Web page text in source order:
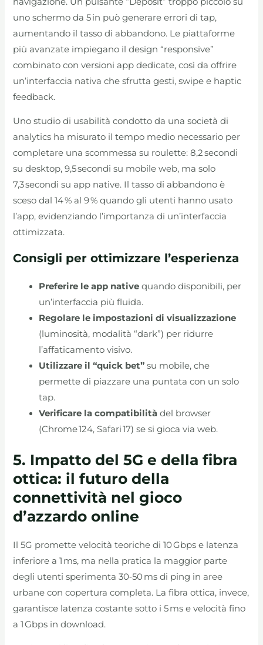
uno schermo da 5 in può generare errori di tap,
aumentando il tasso di abbandono. Le piattaforme
più avanzate impiegano il design “responsive”
combinato con versioni app dedicate, così da offrire
un’interfaccia nativa che sfrutta gesti, swipe e haptic
feedback.
Uno studio di usabilità condotto da una società di
analytics ha misurato il tempo medio necessario per
completare una scommessa su roulette: 8,2 secondi
su desktop, 9,5 secondi su mobile web, ma solo
7,3 secondi su app native. Il tasso di abbandono è
sceso dal 14 % al 9 % quando gli utenti hanno usato
l’app, evidenziando l’importanza di un’interfaccia
ottimizzata.
Consigli per ottimizzare l’esperienza
Preferire le app native quando disponibili, per
un’interfaccia più fluida.
Regolare le impostazioni di visualizzazione
(luminosità, modalità “dark”) per ridurre
l’affaticamento visivo.
Utilizzare il “quick bet” su mobile, che
permette di piazzare una puntata con un solo
tap.
Verificare la compatibilità del browser
(Chrome 124, Safari 17) se si gioca via web.
5. Impatto del 5G e della fibra
ottica: il futuro della
connettività nel gioco
d’azzardo online
Il 5G promette velocità teoriche di 10 Gbps e latenza
inferiore a 1 ms, ma nella pratica la maggior parte
degli utenti sperimenta 30‑50 ms di ping in aree
urbane con copertura completa. La fibra ottica, invece,
garantisce latenza costante sotto i 5 ms e velocità fino
a 1 Gbps in download.